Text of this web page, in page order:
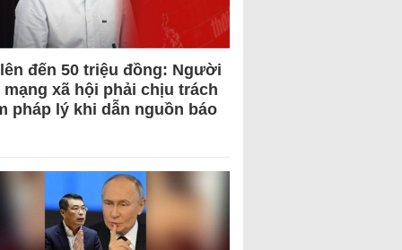
đến 50 triệu đồng: Người
mạng xã hội phải chịu trách
pháp lý khi dẫn nguồn báo